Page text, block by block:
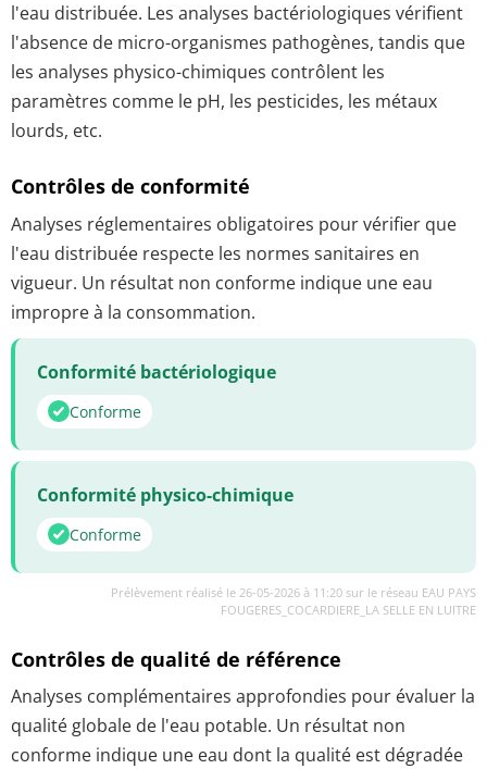
l'eau distribuée. Les analyses bactériologiques vérifient
l'absence de micro-organismes pathogènes, tandis que
les analyses physico-chimiques contrôlent les
paramètres comme le pH, les pesticides, les métaux
lourds, etc.
Contrôles de conformité
Analyses réglementaires obligatoires pour vérifier que
l'eau distribuée respecte les normes sanitaires en
vigueur. Un résultat non conforme indique une eau
impropre à la consommation.
Conformité bactériologique
Conforme
Conformité physico-chimique
Conforme
Prélèvement réalisé le 26-05-2026 à 11:20 sur le réseau EAU PAYS
FOUGERES_COCARDIERE_LA SELLE EN LUITRE
Contrôles de qualité de référence
Analyses complémentaires approfondies pour évaluer la
qualité globale de l'eau potable. Un résultat non
conforme indique une eau dont la qualité est dégradée